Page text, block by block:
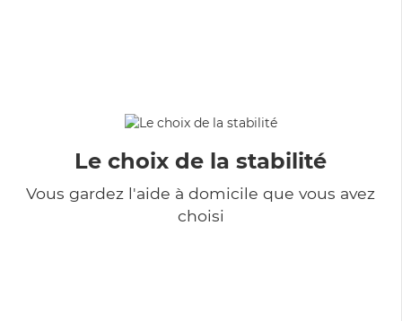
Le choix de la stabilité
Vous gardez l'aide à domicile que vous avez
choisi